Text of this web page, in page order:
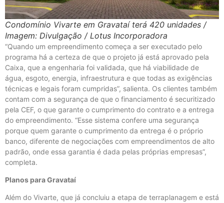
Condomínio Vivarte em Gravataí terá 420 unidades /
Imagem: Divulgação / Lotus Incorporadora
“Quando um empreendimento começa a ser executado pelo
programa há a certeza de que o projeto já está aprovado pela
Caixa, que a engenharia foi validada, que há viabilidade de
água, esgoto, energia, infraestrutura e que todas as exigências
técnicas e legais foram cumpridas”, salienta. Os clientes também
contam com a segurança de que o financiamento é securitizado
pela CEF, o que garante o cumprimento do contrato e a entrega
do empreendimento. “Esse sistema confere uma segurança
porque quem garante o cumprimento da entrega é o próprio
banco, diferente de negociações com empreendimentos de alto
padrão, onde essa garantia é dada pelas próprias empresas”,
completa.
Planos para Gravataí
Além do Vivarte, que já concluiu a etapa de terraplanagem e está